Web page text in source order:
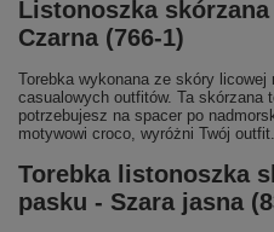
Listonoszka
Czarna (766-1)
Torebka wykonana ze skóry
casualowych outfitów. Ta
potrzebujesz na spacer po
motywowi croco, wyróżni Twój outfit.
Torebka listonoszka
pasku - Szara jasna